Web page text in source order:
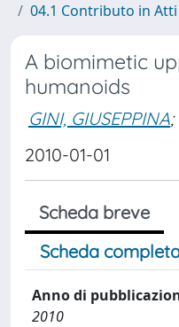
04.1 Contributo in
A biomimetic
humanoids
GINI, GIUSEPPINA;
2010-01-01
Scheda breve
Scheda
Anno di
2010